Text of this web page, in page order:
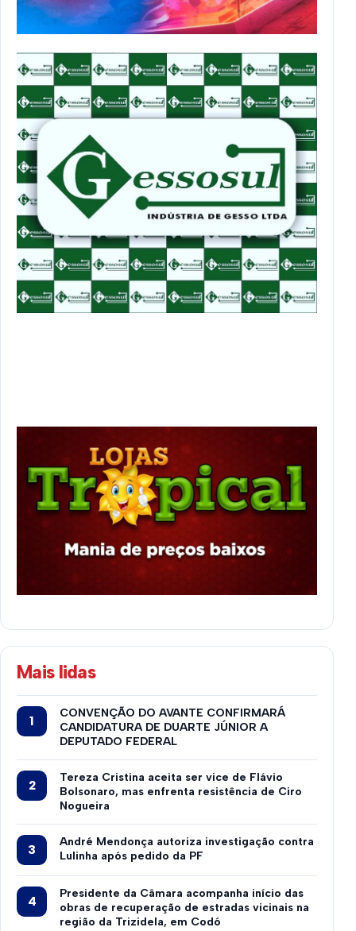
Mais lidas
CONVENÇÃO DO AVANTE CONFIRMARÁ
CANDIDATURA DE DUARTE JÚNIOR A
DEPUTADO FEDERAL
Tereza Cristina aceita ser vice de Flávio
Bolsonaro, mas enfrenta resistência de Ciro
Nogueira
André Mendonça autoriza investigação contra
Lulinha após pedido da PF
Presidente da Câmara acompanha início das
obras de recuperação de estradas vicinais na
região da Trizidela, em Codó